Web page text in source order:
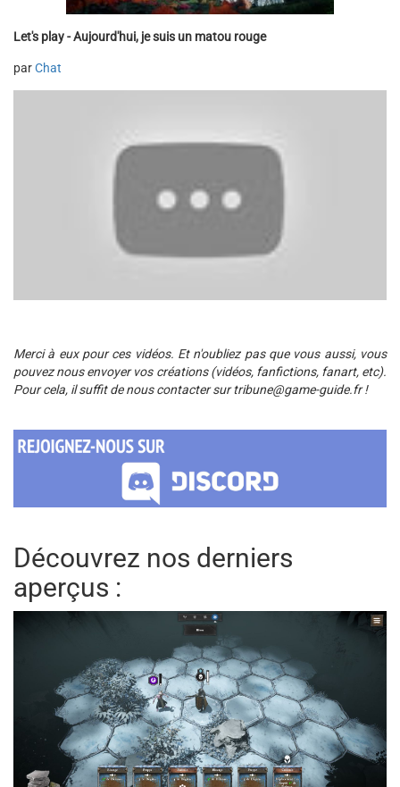
Let's play - Aujourd'hui, je suis un matou rouge
parChat
Merci à eux pour ces vidéos. Et n'oubliez pas que vous aussi, vous
pouvez nous envoyer vos créations (vidéos, fanfictions, fanart, etc).
Pour cela, il suffit de nous contacter surtribune@game-guide.fr!
Découvrez nos derniers
aperçus :